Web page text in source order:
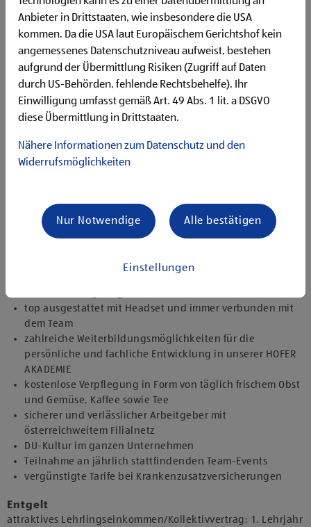
Flexibilität für Früh- und Spätdienste (Montag bis
Samstag)
Begeisterung im Handel zu arbeiten und den
Unternehmenserfolg mitzugestalten
Freude an der Arbeit im Team für ein motiviertes
Miteinander
Bereitschaft zu körperlich anspruchsvollen Tätigkeiten
freundlich im Umgang mit Kund:innen für eine
zuverlässige und organisierte Arbeitsweise zur
gewissenhaften Erledigung der Aufgaben
1.000 € HOFER Reisen- oder Warengutschein und
zusätzlich 1.500 € bei ausgezeichnetem Erfolg
Erfolgsprämien bei positivem Lehrabschluss (guter Erfolg:
top ausgestattet mit Headset und immer verbunden mit
dem Team
zahlreiche Weiterbildungsmöglichkeiten für die
persönliche und fachliche Entwicklung in unserer HOFER
AKADEMIE
kostenlose Verpflegung in Form von täglich frischem Obst
und Gemüse, Kaffee sowie Tee
sicherer und verlässlicher Arbeitgeber mit
österreichweitem Filialnetz
DU-Kultur im ganzen Unternehmen
Teilnahme an jährlich stattfindenden Team-Events
vergünstigte Tarife bei Krankenzusatzversicherungen
Entgelt
attraktives Lehrlingseinkommen/Kollektivvertrag: 1. Lehrjahr
Anbieter in Drittstaaten, wie insbesondere die USA
kommen. Da die USA laut Europäischem Gerichtshof kein
angemessenes Datenschutzniveau aufweist, bestehen
aufgrund der Übermittlung Risiken (Zugriff auf Daten
durch US-Behörden, fehlende Rechtsbehelfe). Ihr
Einwilligung umfasst gemäß Art. 49 Abs. 1 lit. a DSGVO
diese Übermittlung in Drittstaaten.
Nähere Informationen zum Datenschutz und den
Widerrufsmöglichkeiten
Einstellungen
Nur Notwendige Alle bestätigen